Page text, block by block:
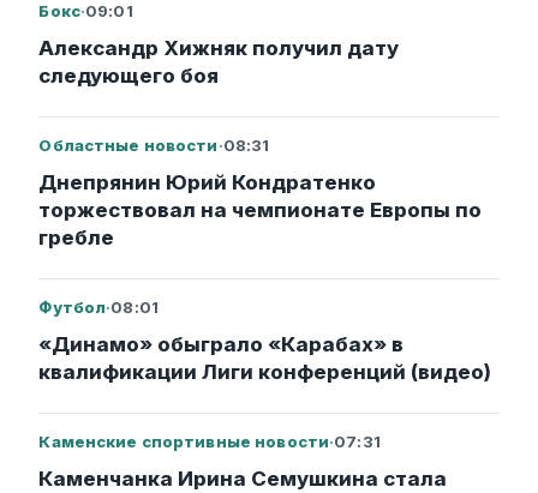
Бокс·09:01
Александр Хижняк получил дату
следующего боя
Областные новости·08:31
Днепрянин Юрий Кондратенко
торжествовал на чемпионате Европы по
гребле
Футбол·08:01
«Динамо» обыграло «Карабах» в
квалификации Лиги конференций (видео)
Каменские спортивные новости·07:31
Каменчанка Ирина Семушкина стала